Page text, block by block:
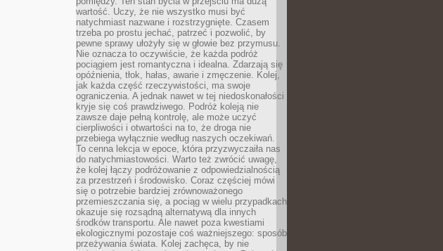
wartość. Uczy, że nie wszystko musi być
natychmiast nazwane i rozstrzygnięte. Czasem
trzeba po prostu jechać, patrzeć i pozwolić, by
pewne sprawy ułożyły się w głowie bez przymusu.
Nie oznacza to oczywiście, że każda podróż
pociągiem jest romantyczna i idealna. Zdarzają się
opóźnienia, tłok, hałas, awarie i zmęczenie. Kolej,
jak każda część rzeczywistości, ma swoje
ograniczenia. A jednak nawet w tej niedoskonałości
kryje się coś prawdziwego. Podróż koleją nie
zawsze daje pełną kontrolę, ale może uczyć
cierpliwości i otwartości na to, że droga nie
przebiega wyłącznie według naszych oczekiwań.
To cenna lekcja w epoce, która przyzwyczaiła nas
do natychmiastowości. Warto też zwrócić uwagę,
że kolej łączy podróżowanie z odpowiedzialnością
za przestrzeń i środowisko. Coraz częściej mówi
się o potrzebie bardziej zrównoważonego
przemieszczania się, a pociąg w wielu przypadkach
okazuje się rozsądną alternatywą dla innych
środków transportu. Ale nawet poza kwestiami
ekologicznymi pozostaje coś ważniejszego: sposób
przeżywania świata. Kolej zachęca, by nie